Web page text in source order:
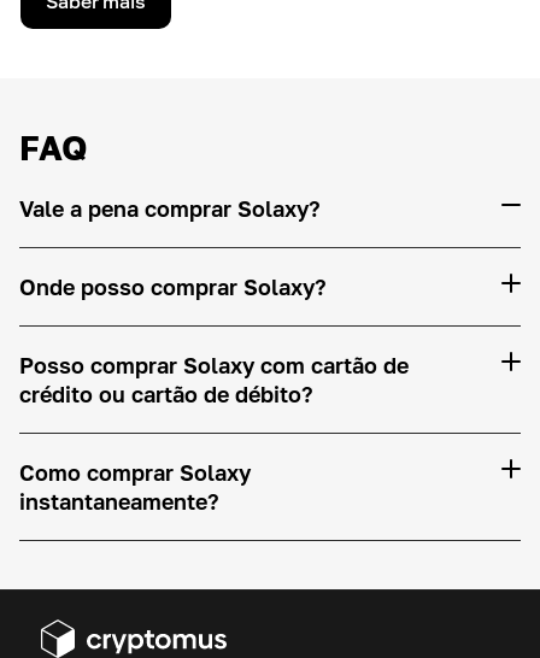
FAQ
Vale a pena comprar Solaxy?
Onde posso comprar Solaxy?
Posso comprar Solaxy com cartão de
crédito ou cartão de débito?
Como comprar Solaxy
instantaneamente?